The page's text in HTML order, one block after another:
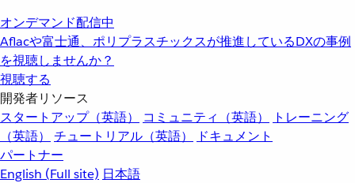
オンデマンド配信中
Aflacや富士通、ポリプラスチックスが推進しているDXの事例
を視聴しませんか？
視聴する
開発者リソース
スタートアップ（英語）
コミュニティ（英語）
トレーニング
（英語）
チュートリアル（英語）
ドキュメント
パートナー
English (Full site) 日本語